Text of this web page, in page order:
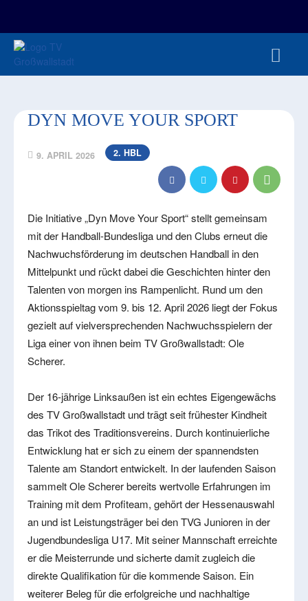
DYN MOVE YOUR SPORT
9. APRIL 2026 2. HBL
Die Initiative „Dyn Move Your Sport“ stellt gemeinsam
mit der Handball-Bundesliga und den Clubs erneut die
Nachwuchsförderung im deutschen Handball in den
Mittelpunkt und rückt dabei die Geschichten hinter den
Talenten von morgen ins Rampenlicht. Rund um den
Aktionsspieltag vom 9. bis 12. April 2026 liegt der Fokus
gezielt auf vielversprechenden Nachwuchsspielern der
Liga einer von ihnen beim TV Großwallstadt: Ole
Scherer.
Der 16-jährige Linksaußen ist ein echtes Eigengewächs
des TV Großwallstadt und trägt seit frühester Kindheit
das Trikot des Traditionsvereins. Durch kontinuierliche
Entwicklung hat er sich zu einem der spannendsten
Talente am Standort entwickelt. In der laufenden Saison
sammelt Ole Scherer bereits wertvolle Erfahrungen im
Training mit dem Profiteam, gehört der Hessenauswahl
an und ist Leistungsträger bei den TVG Junioren in der
Jugendbundesliga U17. Mit seiner Mannschaft erreichte
er die Meisterrunde und sicherte damit zugleich die
direkte Qualifikation für die kommende Saison. Ein
weiterer Beleg für die erfolgreiche und nachhaltige